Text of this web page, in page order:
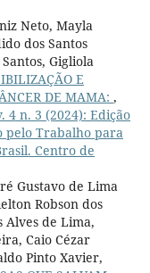
Neto, Mayla
dos Santos
Gigliola
E
DE MAMA: ,
4 n. 3 (2024): Edição
pelo Trabalho para
Centro de
Gustavo de Lima
Robson dos
Alves de Lima,
Caio Cézar
Pinto Xavier,